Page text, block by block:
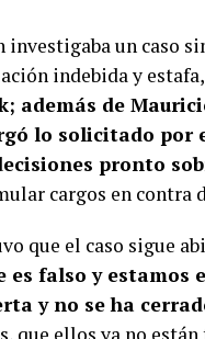
investigaba un caso
indebida y estafa,
además de
lo solicitado por
pronto
cargos en contra
que el caso sigue
es falso y estamos
y no se ha